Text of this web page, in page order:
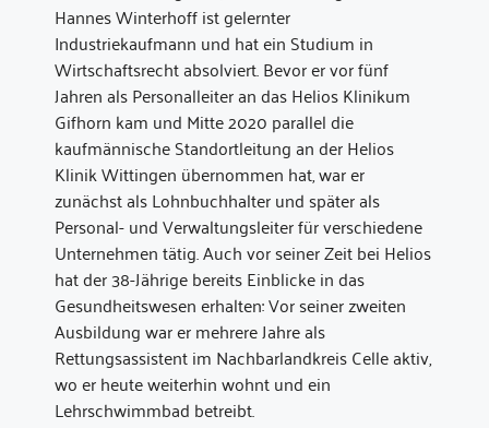
Hannes Winterhoff ist gelernter
Industriekaufmann und hat ein Studium in
Wirtschaftsrecht absolviert. Bevor er vor fünf
Jahren als Personalleiter an das Helios Klinikum
Gifhorn kam und Mitte 2020 parallel die
kaufmännische Standortleitung an der Helios
Klinik Wittingen übernommen hat, war er
zunächst als Lohnbuchhalter und später als
Personal- und Verwaltungsleiter für verschiedene
Unternehmen tätig. Auch vor seiner Zeit bei Helios
hat der 38-Jährige bereits Einblicke in das
Gesundheitswesen erhalten: Vor seiner zweiten
Ausbildung war er mehrere Jahre als
Rettungsassistent im Nachbarlandkreis Celle aktiv,
wo er heute weiterhin wohnt und ein
Lehrschwimmbad betreibt.